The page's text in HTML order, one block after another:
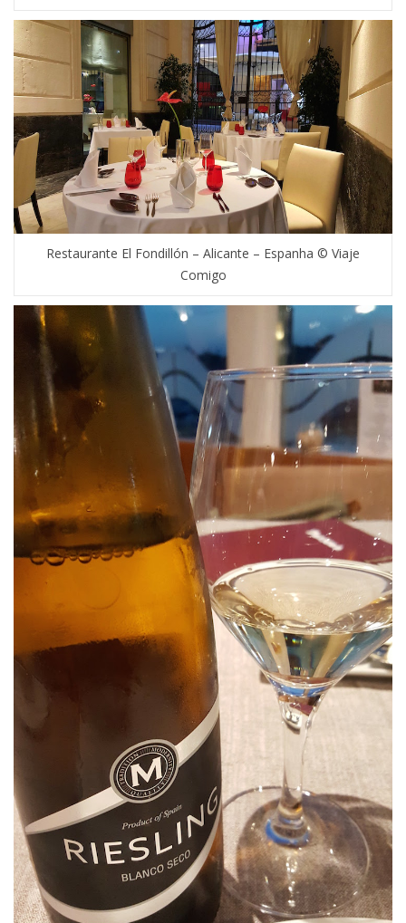
Restaurante El Fondillón – Alicante – Espanha © Viaje
Comigo